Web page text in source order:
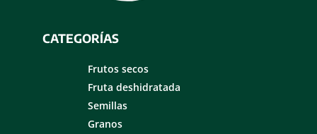
CATEGORÍAS
Frutos secos
Fruta deshidratada
Semillas
Granos